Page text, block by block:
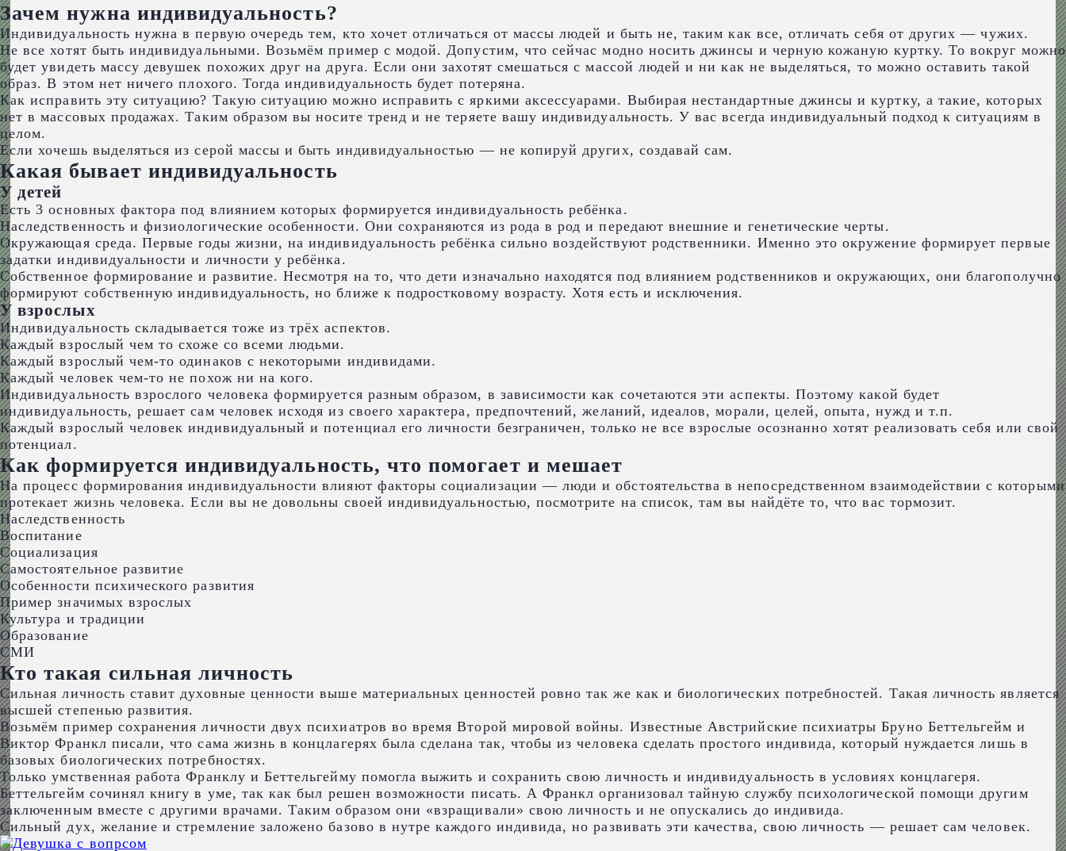
Зачем нужна индивидуальность?
Индивидуальность нужна в первую очередь тем, кто хочет отличаться от массы людей и быть не, таким как все, отличать себя от других — чужих.
Не все хотят быть индивидуальными. Возьмём пример с модой. Допустим, что сейчас модно носить джинсы и черную кожаную куртку. То вокруг можно
будет увидеть массу девушек похожих друг на друга. Если они захотят смешаться с массой людей и ни как не выделяться, то можно оставить такой
образ. В этом нет ничего плохого. Тогда индивидуальность будет потеряна.
Как исправить эту ситуацию? Такую ситуацию можно исправить с яркими аксессуарами. Выбирая нестандартные джинсы и куртку, а такие, которых
нет в массовых продажах. Таким образом вы носите тренд и не теряете вашу индивидуальность. У вас всегда индивидуальный подход к ситуациям в
целом.
Если хочешь выделяться из серой массы и быть индивидуальностью — не копируй других, создавай сам.
Какая бывает индивидуальность
У детей
Есть 3 основных фактора под влиянием которых формируется индивидуальность ребёнка.
Наследственность и физиологические особенности. Они сохраняются из рода в род и передают внешние и генетические черты.
Окружающая среда. Первые годы жизни, на индивидуальность ребёнка сильно воздействуют родственники. Именно это окружение формирует первые
задатки индивидуальности и личности у ребёнка.
Собственное формирование и развитие. Несмотря на то, что дети изначально находятся под влиянием родственников и окружающих, они благополучно
формируют собственную индивидуальность, но ближе к подростковому возрасту. Хотя есть и исключения.
У взрослых
Индивидуальность складывается тоже из трёх аспектов.
Каждый взрослый чем то схоже со всеми людьми.
Каждый взрослый чем-то одинаков с некоторыми индивидами.
Каждый человек чем-то не похож ни на кого.
Индивидуальность взрослого человека формируется разным образом, в зависимости как сочетаются эти аспекты. Поэтому какой будет
индивидуальность, решает сам человек исходя из своего характера, предпочтений, желаний, идеалов, морали, целей, опыта, нужд и т.п.
Каждый взрослый человек индивидуальный и потенциал его личности безграничен, только не все взрослые осознанно хотят реализовать себя или свой
потенциал.
Как формируется индивидуальность, что помогает и мешает
На процесс формирования индивидуальности влияют факторы социализации — люди и обстоятельства в непосредственном взаимодействии с которыми
протекает жизнь человека. Если вы не довольны своей индивидуальностью, посмотрите на список, там вы найдёте то, что вас тормозит.
Наследственность
Воспитание
Социализация
Самостоятельное развитие
Особенности психического развития
Пример значимых взрослых
Культура и традиции
Образование
СМИ
Кто такая сильная личность
Сильная личность ставит духовные ценности выше материальных ценностей ровно так же как и биологических потребностей. Такая личность является
высшей степенью развития.
Возьмём пример сохранения личности двух психиатров во время Второй мировой войны. Известные Австрийские психиатры Бруно Беттельгейм и
Виктор Франкл писали, что сама жизнь в концлагерях была сделана так, чтобы из человека сделать простого индивида, который нуждается лишь в
базовых биологических потребностях.
Только умственная работа Франклу и Беттельгейму помогла выжить и сохранить свою личность и индивидуальность в условиях концлагеря.
Беттельгейм сочинял книгу в уме, так как был решен возможности писать. А Франкл организовал тайную службу психологической помощи другим
заключенным вместе с другими врачами. Таким образом они «взращивали» свою личность и не опускались до индивида.
Сильный дух, желание и стремление заложено базово в нутре каждого индивида, но развивать эти качества, свою личность — решает сам человек.